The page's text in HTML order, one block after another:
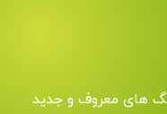
های معروف و جدید